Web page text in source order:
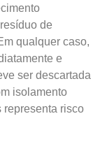
de
qualquer caso,
e
ser descartada
isolamento
representa risco